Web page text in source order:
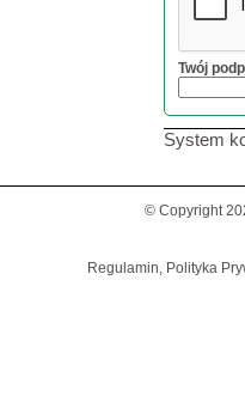
Twój
System
© Copyright
Regulamin, Polityka